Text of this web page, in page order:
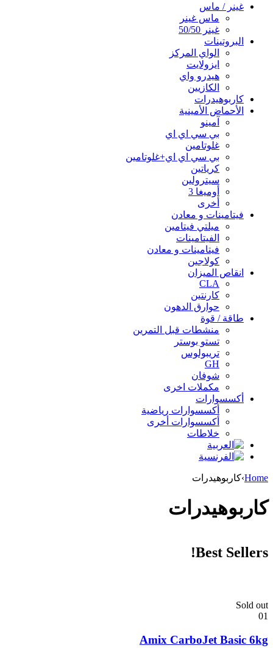
غينر / ماس
ماس غينر
غينر 50/50
البروتينات
الواي المركز
ايزولايت
هيدرو واي
الكازيين
كاربوهيدرات
الأحماض الأمينية
آمينو
بي سي اي اي
غلوتامين
بي سي اي اي+غلوتامين
كرياتين
سيترولين
أوميغا 3
أخرى
فيتامينات و معادن
ميلتي فيتامين
الفيتامينات
فيتامينات و معادن
كولاجين
انقاص الميزان
CLA
كارنتين
حوارق الدهون
طاقة / قوة
منشطات قبل التمرين
تستو بوستر
تريبولوس
GH
شوفان
مكملات اخرى
أكسسوارات
أكسسوارات رياضية
أكسسوارات أخرى
خلاطات
Home
›كاربوهيدرات
كاربوهيدرات
Best Sellers!
Sold out
01
Amix CarboJet Basic 6kg